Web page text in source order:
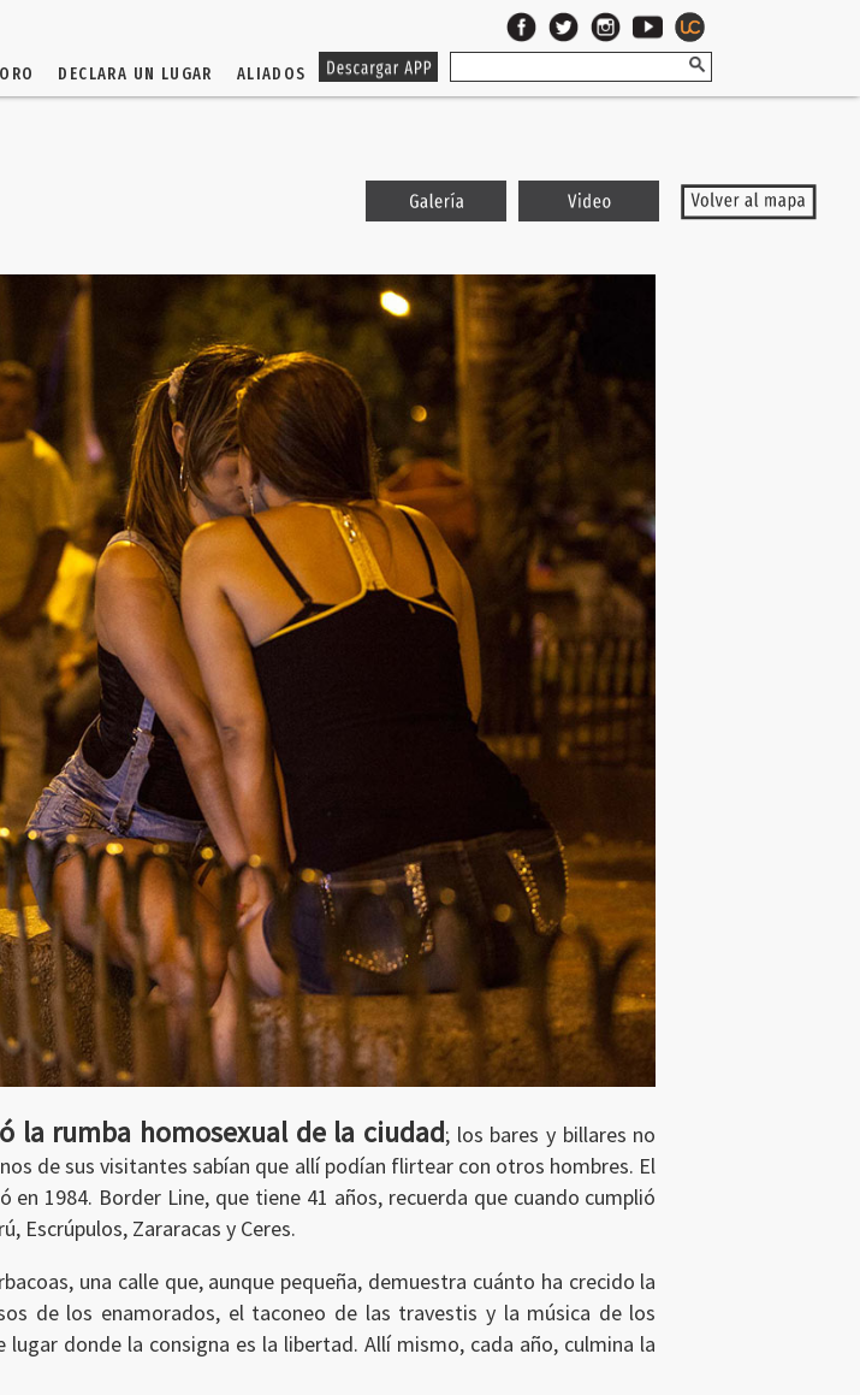
DECLARA UN LUGAR ALIADOS
la rumba homosexual de la ciudad; los bares y billares no
de sus visitantes sabían que allí podían flirtear con otros hombres. El
1984. Border Line, que tiene 41 años, recuerda que cuando cumplió
Escrúpulos, Zararacas y Ceres.
una calle que, aunque pequeña, demuestra cuánto ha crecido la
de los enamorados, el taconeo de las travestis y la música de los
donde la consigna es la libertad. Allí mismo, cada año, culmina la